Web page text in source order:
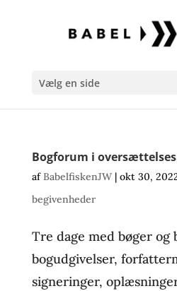
Vælg en side
Bogforum i
afBabelfiskenJW| okt 30,
begivenheder
Tre dage med bøger og
bogudgivelser,
signeringer,